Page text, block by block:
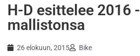
H-D esittelee 2016 -
mallistonsa
26 elokuun, 2015 Bike